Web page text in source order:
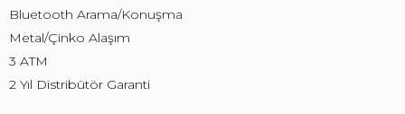
Bluetooth Arama/Konuşma
Metal/Çinko Alaşım
3 ATM
2 Yıl Distribütör Garanti